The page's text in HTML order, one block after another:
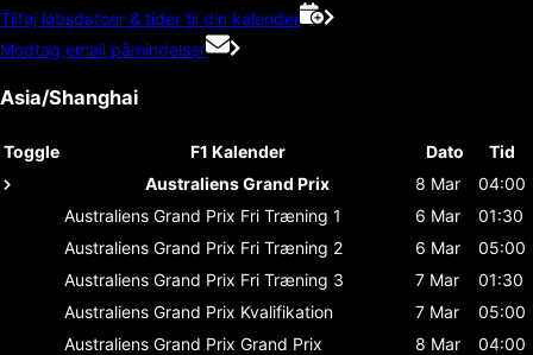
Tilføj løbsdatoer & tider til din kalender
Modtag email påmindelser
Asia/Shanghai
Toggle F1 Kalender Dato
Tid
Australiens Grand Prix
8 Mar
04:00
Australiens Grand Prix Fri Træning 1 6 Mar
01:30
Australiens Grand Prix Fri Træning 2 6 Mar
05:00
Australiens Grand Prix Fri Træning 3 7 Mar
01:30
Australiens Grand Prix Kvalifikation 7 Mar
05:00
Australiens Grand Prix Grand Prix 8 Mar
04:00